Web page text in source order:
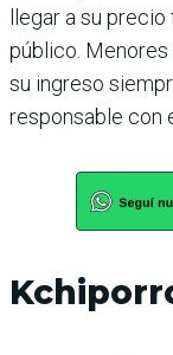
llegar a su
público. Menores
su ingreso
responsable con